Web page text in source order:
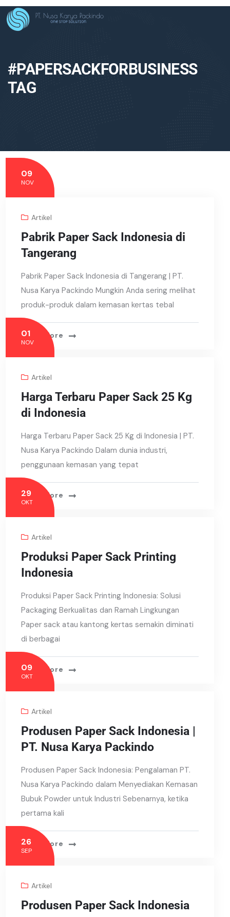
#PAPERSACKFORBUSINESS
TAG
09
NOV
Artikel
Pabrik Paper Sack Indonesia di
Tangerang
Pabrik Paper Sack Indonesia di Tangerang | PT.
Nusa Karya Packindo Mungkin Anda sering melihat
produk-produk dalam kemasan kertas tebal
Read More
01
NOV
Artikel
Harga Terbaru Paper Sack 25 Kg
di Indonesia
Harga Terbaru Paper Sack 25 Kg di Indonesia | PT.
Nusa Karya Packindo Dalam dunia industri,
penggunaan kemasan yang tepat
Read More
29
OKT
Artikel
Produksi Paper Sack Printing
Indonesia
Produksi Paper Sack Printing Indonesia: Solusi
Packaging Berkualitas dan Ramah Lingkungan
Paper sack atau kantong kertas semakin diminati
di berbagai
Read More
09
OKT
Artikel
Produsen Paper Sack Indonesia |
PT. Nusa Karya Packindo
Produsen Paper Sack Indonesia: Pengalaman PT.
Nusa Karya Packindo dalam Menyediakan Kemasan
Bubuk Powder untuk Industri Sebenarnya, ketika
pertama kali
Read More
26
SEP
Artikel
Produsen Paper Sack Indonesia